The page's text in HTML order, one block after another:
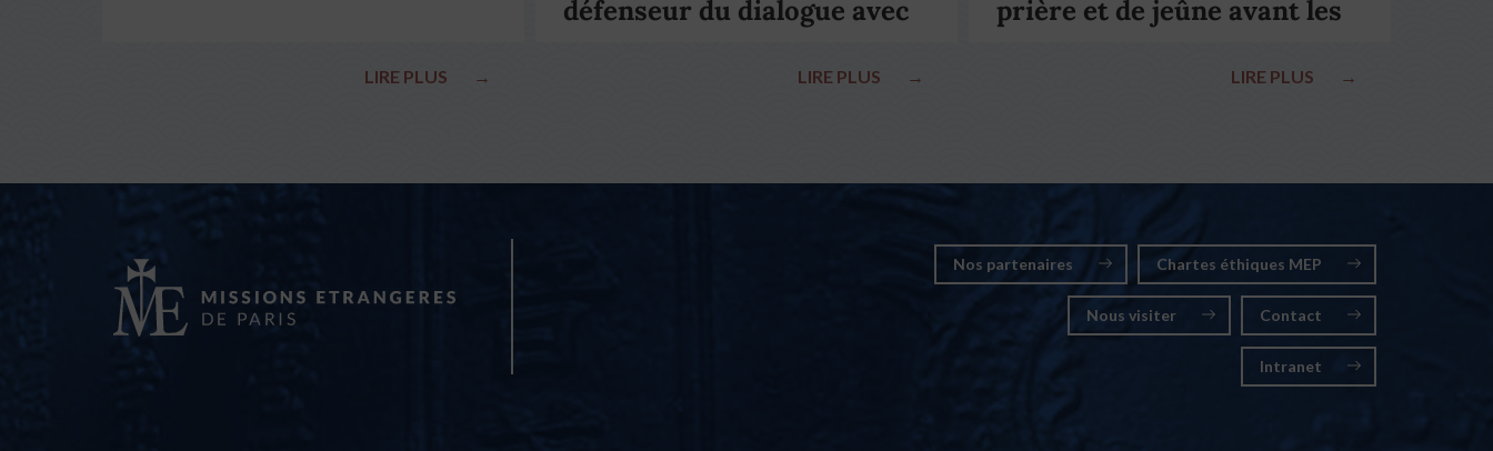
LIRE PLUS →
défenseur du dialogue avec
LIRE PLUS →
prière et de jeûne avant les
LIRE PLUS →
Nos partenaires Chartes éthiques MEP
Nous visiter Contact
Intranet